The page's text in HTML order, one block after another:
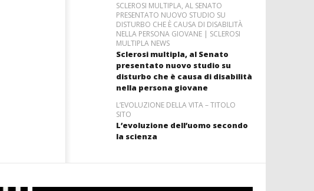
SCLEROSI MULTIPLA, AL SENATO
PRESENTATO NUOVO STUDIO SU
DISTURBO CHE È CAUSA DI DISABILITÀ
NELLA PERSONA GIOVANE | SCLEROSI
MULTIPLA NEWS
Sclerosi multipla, al Senato
presentato nuovo studio su
disturbo che è causa di disabilità
nella persona giovane
L’EVOLUZIONE DELLA VITA – TITOLO
SITO
L’evoluzione dell’uomo secondo
la scienza